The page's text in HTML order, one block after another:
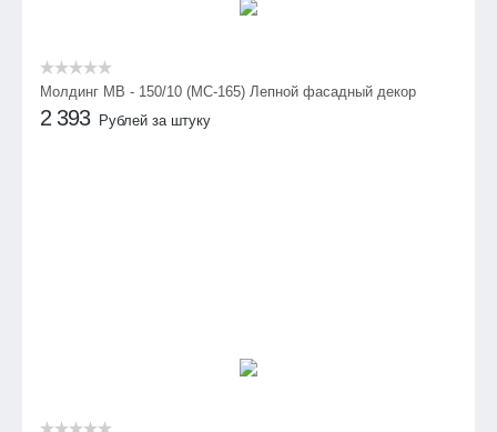
Молдинг МВ - 150/10 (МС-165) Лепной фасадный декор
2 393 Рублей за штуку